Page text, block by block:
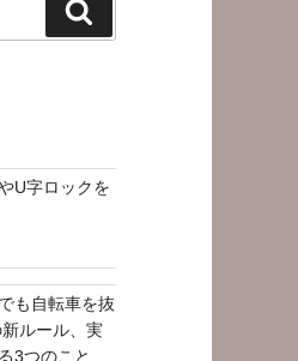
索
U字ロックを
も自転車を抜
ルール、実
3つのこと